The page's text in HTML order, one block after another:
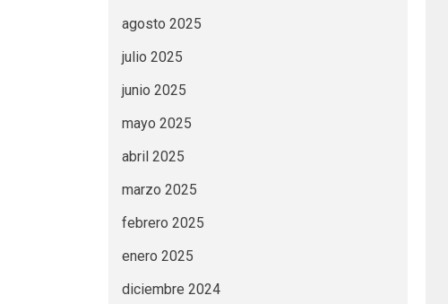
agosto 2025
julio 2025
junio 2025
mayo 2025
abril 2025
marzo 2025
febrero 2025
enero 2025
diciembre 2024